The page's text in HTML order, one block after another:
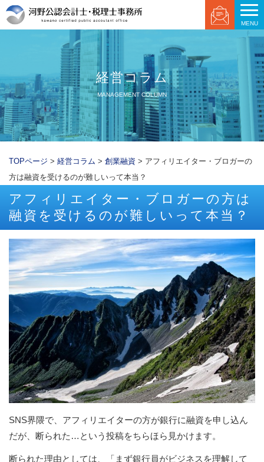
MENU
経営コラム
MANAGEMENT COLUMN
TOPページ > 経営コラム > 創業融資 > アフィリエイター・ブロガーの
方は融資を受けるのが難しいって本当？
アフィリエイター・ブロガーの方は
融資を受けるのが難しいって本当？
SNS界隈で、アフィリエイターの方が銀行に融資を申し込ん
だが、断られた…という投稿をちらほら見かけます。
断られた理由としては、「まず銀行員がビジネスを理解して